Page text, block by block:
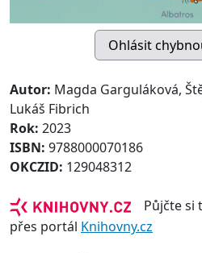
Autor: Magda Garguláková,
Lukáš Fibrich
Rok: 2023
ISBN: 9788000070186
OKCZID: 129048312
Půjčte si
přes portál Knihovny.cz